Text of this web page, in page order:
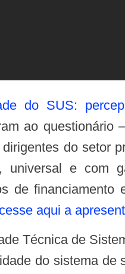
do SUS:
ao
do setor
universal e com
de
aqui a
do sistema